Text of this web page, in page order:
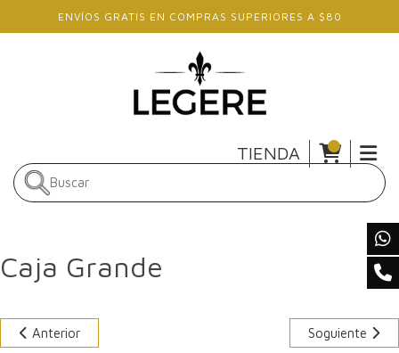
Skip to main content
ENVÍOS GRATIS EN COMPRAS SUPERIORES A $80
TIENDA
Caja Grande
Anterior Soguiente